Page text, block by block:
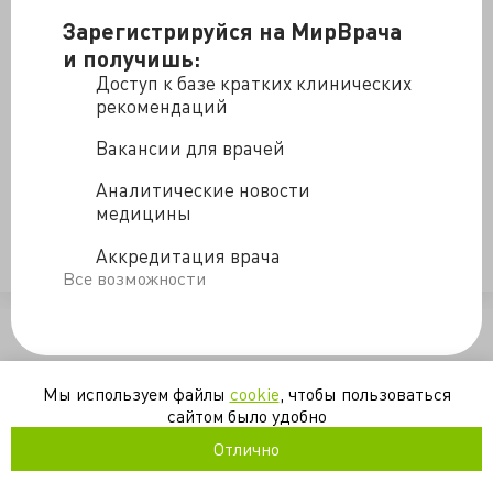
Зарегистрируйся на МирВрача
и получишь:
Доступ к базе кратких клинических
рекомендаций
Вакансии для врачей
Аналитические новости
медицины
Аккредитация врача
Все возможности
В этой монографии описывается некий пациент Пьер
Д., 56 лет от роду. На снимке мы видим классическую
«позу просителя», характерную для болезни
Паркинсона. Кстати, владеющие французским
ныне она доступна онлайн совершенно бесплатно.
https://med-history.livejournal.com/161939.html
болезнь паркинсона история неврология
Мы используем файлы cookie , чтобы пользоваться
сайтом было удобно
Отлично